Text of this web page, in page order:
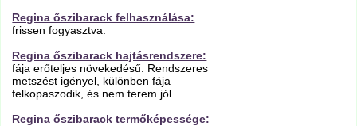
Regina őszibarack felhasználása:
frissen fogyasztva.
Regina őszibarack hajtásrendszere:
fája erőteljes növekedésű. Rendszeres
metszést igényel, különben fája
felkopaszodik, és nem terem jól.
Regina őszibarack termőképessége: